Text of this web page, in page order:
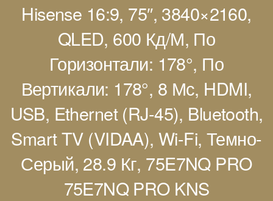
Hisense 16:9, 75″, 3840×2160,
QLED, 600 Кд/м, По
Горизонтали: 178°, По
Вертикали: 178°, 8 Мс, HDMI,
USB, Ethernet (RJ-45), Bluetooth,
Smart TV (VIDAA), Wi-Fi, Темно-
Серый, 28.9 Кг, 75E7NQ PRO
75E7NQ PRO KNS